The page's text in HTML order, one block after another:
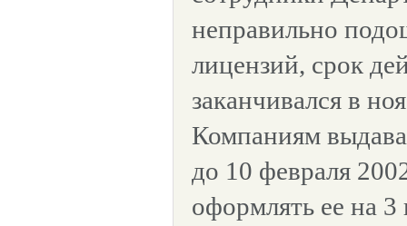
неправильно
лицензий, срок
заканчивался в
Компаниям
до 10 февраля
оформлять ее на 3